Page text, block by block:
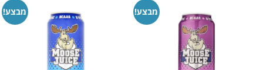
מבצע! מבצע!